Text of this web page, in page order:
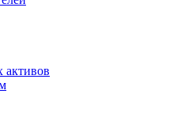
активов